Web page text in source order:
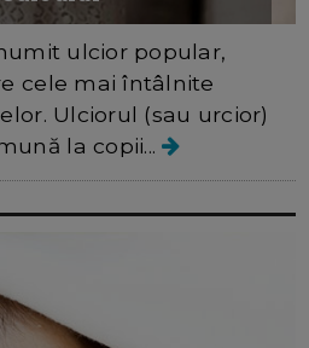
ulcior popular,
cele mai întâlnite
Ulciorul (sau urcior)
la copii...